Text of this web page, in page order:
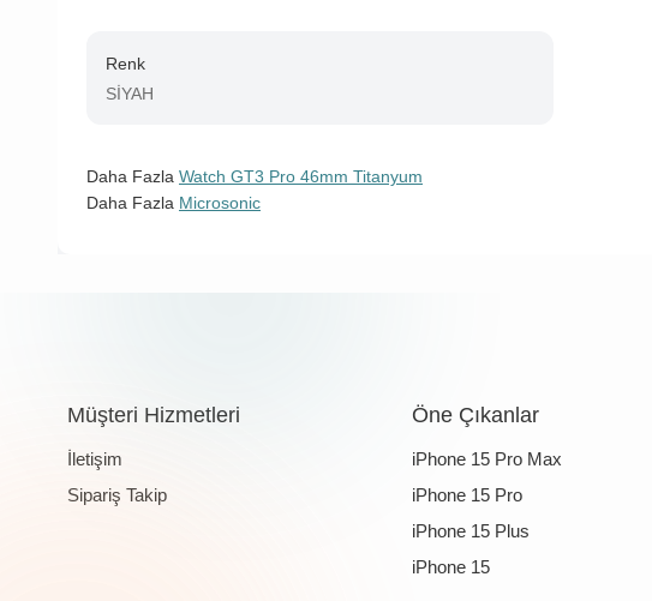
Renk
SİYAH
Daha Fazla Watch GT3 Pro 46mm Titanyum
Daha Fazla Microsonic
Müşteri Hizmetleri
İletişim
Sipariş Takip
Öne Çıkanlar
iPhone 15 Pro Max
iPhone 15 Pro
iPhone 15 Plus
iPhone 15